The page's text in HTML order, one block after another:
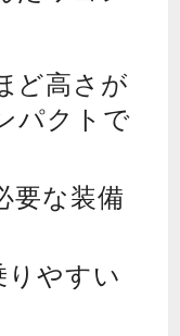
ど高さが
パクトで
要な装備
りやすい